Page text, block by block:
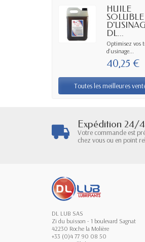
HUILE
SOLUBLE
DL...
Optimisez vos
d’usinage...
40,25 €
Toutes les meilleures
Expédition 24/
Votre commande est
chez vous ou en point
DL LUB SAS
Zi du buisson - 1 boulevard Sagnat
42230 Roche la Molière
+33 (0)4 77 90 08 50